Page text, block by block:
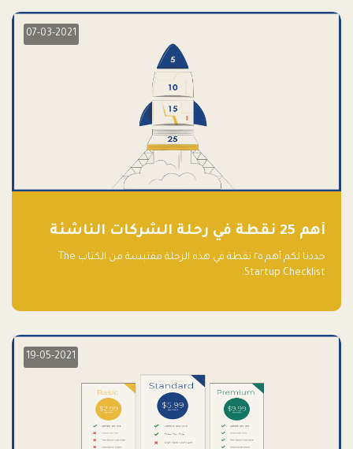
07-03-2021
أهم 25 نقطة في رحلة الشركات الناشئة
حددنا لكم أهم ٢٥ نقطة في هذه الرحلة مقتبسة من الكتاب The
Startup Checklist.
19-05-2021